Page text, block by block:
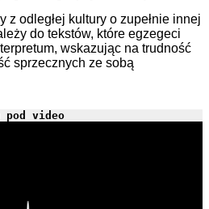
z odległej kultury o zupełnie innej
do tekstów, które egzegeci
wskazując na trudność
sprzecznych ze sobą
pod video